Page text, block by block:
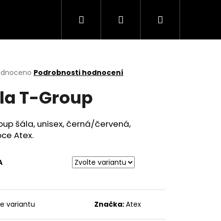
Hledat PřihlášeníNákupní
Podrobnosti hodnocení
T-Group
šála, unisex, černá/červená,
Atex.
variantu Značka:Atex